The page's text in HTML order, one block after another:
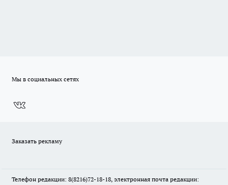
Мы в социальных сетях
Заказать рекламу
Телефон редакции: 8(8216)72-18-18, электронная почта редакции: